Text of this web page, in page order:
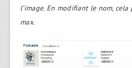
l’image. En modifiant le nom,
max.